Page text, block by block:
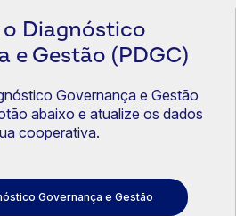
o Diagnóstico
e Gestão (PDGC)
Governança e Gestão
abaixo e atualize os dados
cooperativa.
Governança e Gestão